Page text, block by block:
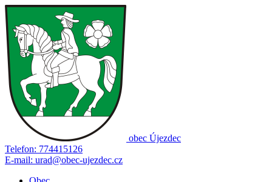
obec Újezdec
Telefon: 774415126
E-mail: urad@obec-ujezdec.cz